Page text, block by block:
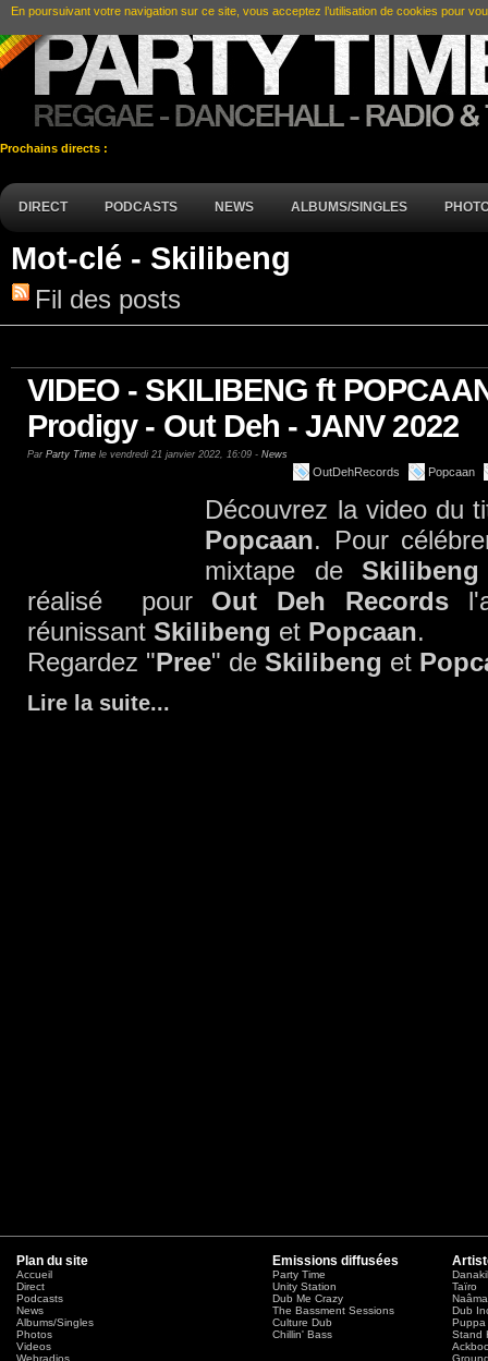
Prochains directs :
DIRECT PODCASTS NEWS ALBUMS/SINGLES
Mot-clé - Skilibeng
Fil des posts
VIDEO - SKILIBENG ft
Prodigy - Out Deh - JANV 2022
Par Party Time le vendredi 21 janvier 2022, 16:09 - News
OutDehRecords Popcaan
Découvrez la video du
Popcaan. Pour
mixtape de
réalisé pour Out Deh Records
réunissant Skilibeng et Popcaan.
Regardez "Pree" de Skilibeng et
Lire la suite...
Plan du site
Accueil
Direct
Podcasts
News
Albums/Singles
Photos
Videos
Webradios
Emissions diffusées
Party Time
Unity Station
Dub Me Crazy
The Bassment Sessions
Culture Dub
Chillin' Bass
Danakil
Taïro
Dub
Puppa
Stand
En poursuivant votre navigation sur ce site, vous acceptez l’utilisation de cookies pour